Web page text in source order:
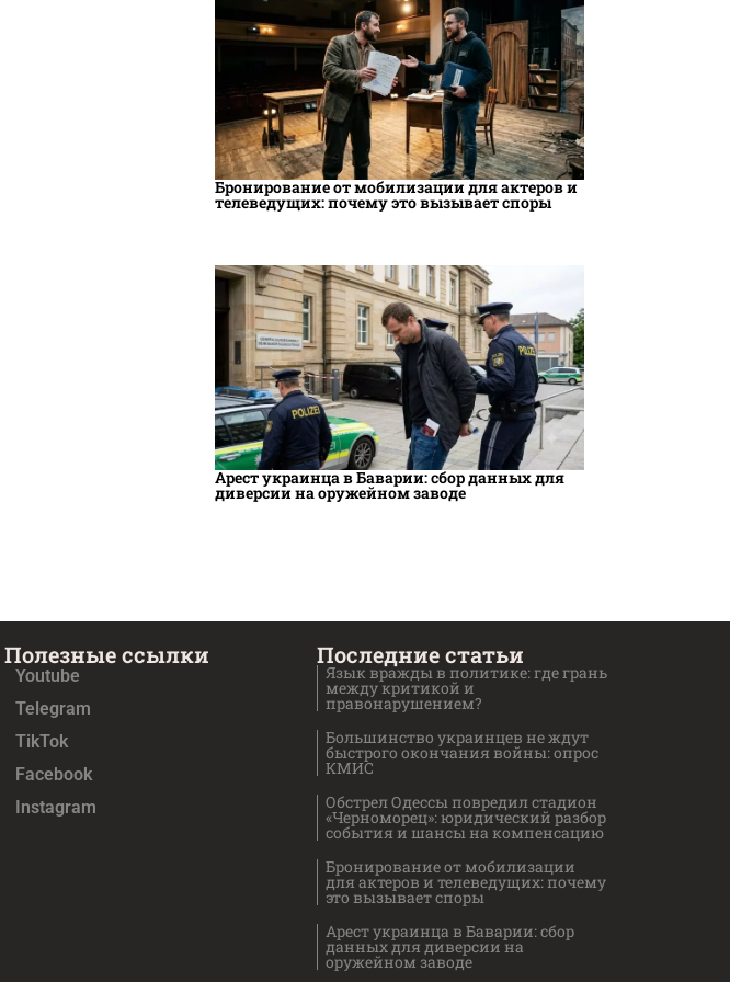
Бронирование от мобилизации для актеров и
телеведущих: почему это вызывает споры
Арест украинца в Баварии: сбор данных для
диверсии на оружейном заводе
Полезные ссылки
Youtube
Telegram
TikTok
Facebook
Instagram
Последние статьи
Язык вражды в политике: где грань
между критикой и
правонарушением?
Большинство украинцев не ждут
быстрого окончания войны: опрос
КМИС
Обстрел Одессы повредил стадион
«Черноморец»: юридический разбор
события и шансы на компенсацию
Бронирование от мобилизации
для актеров и телеведущих: почему
это вызывает споры
Арест украинца в Баварии: сбор
данных для диверсии на
оружейном заводе